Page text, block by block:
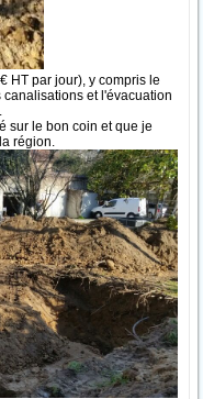
HT par jour), y compris le
et l'évacuation
sur le bon coin et que je
région.